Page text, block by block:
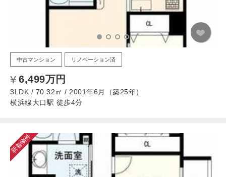
中古マンション リノベーション済
6,499万円
3LDK / 70.32㎡ / 2001年6月（築25年）
横浜線大口駅 徒歩4分
新着物件